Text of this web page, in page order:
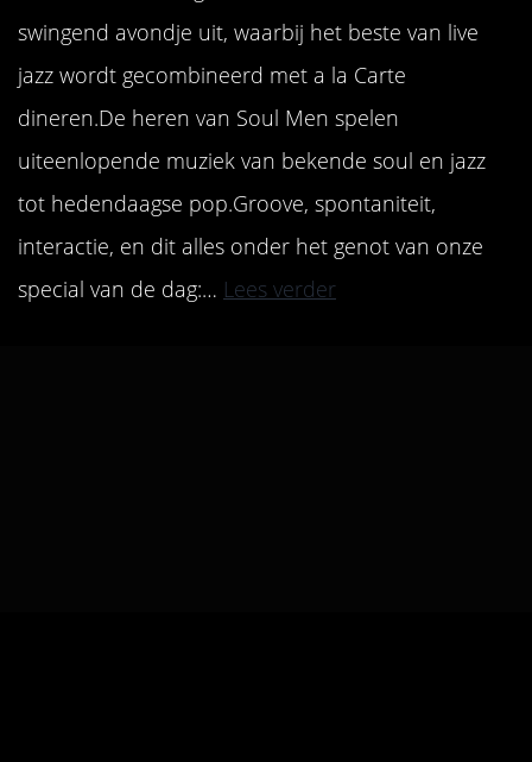
swingend avondje uit, waarbij het beste van live
jazz wordt gecombineerd met a la Carte
dineren.De heren van Soul Men spelen
uiteenlopende muziek van bekende soul en jazz
tot hedendaagse pop.Groove, spontaniteit,
interactie, en dit alles onder het genot van onze
special van de dag:… Lees verder